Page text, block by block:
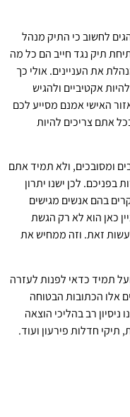
לחשוב כי התיק מנהל
תיק נגד חייב הם כל מה
את העניינים. אולי כך
אקטיביים ולהגיש
האישי אמנם מסייע לכם
אתם צריכים להיות
ומסובכים, ולא תמיד אתם
לכן ישנו יתרון
בהם אנשים מגישים
כאן הוא לא רק הגשת
זאת. וזה ממחיש את
תמיד כדאי לפנות לעזרה
אלו הכתובות הבטוחה
רב בהליכי הוצאה
תיקי חדלות פירעון ועוד.